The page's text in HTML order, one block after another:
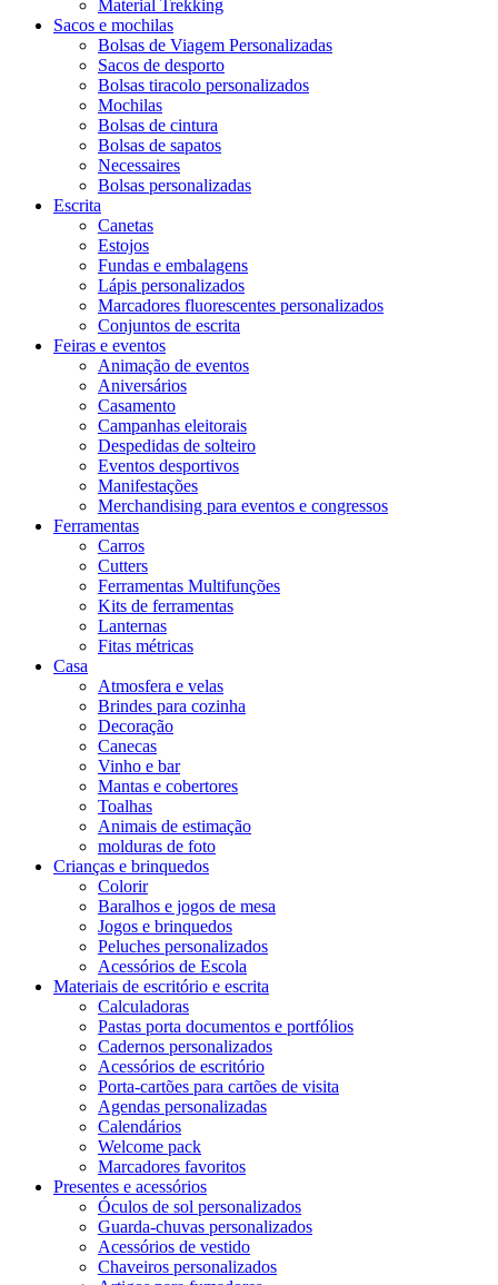
Material Trekking
Sacos e mochilas
Bolsas de Viagem Personalizadas
Sacos de desporto
Bolsas tiracolo personalizados
Mochilas
Bolsas de cintura
Bolsas de sapatos
Necessaires
Bolsas personalizadas
Escrita
Canetas
Estojos
Fundas e embalagens
Lápis personalizados
Marcadores fluorescentes personalizados
Conjuntos de escrita
Feiras e eventos
Animação de eventos
Aniversários
Casamento
Campanhas eleitorais
Despedidas de solteiro
Eventos desportivos
Manifestações
Merchandising para eventos e congressos
Ferramentas
Carros
Cutters
Ferramentas Multifunções
Kits de ferramentas
Lanternas
Fitas métricas
Casa
Atmosfera e velas
Brindes para cozinha
Decoração
Canecas
Vinho e bar
Mantas e cobertores
Toalhas
Animais de estimação
molduras de foto
Crianças e brinquedos
Colorir
Baralhos e jogos de mesa
Jogos e brinquedos
Peluches personalizados
Acessórios de Escola
Materiais de escritório e escrita
Calculadoras
Pastas porta documentos e portfólios
Cadernos personalizados
Acessórios de escritório
Porta-cartões para cartões de visita
Agendas personalizadas
Calendários
Welcome pack
Marcadores favoritos
Presentes e acessórios
Óculos de sol personalizados
Guarda-chuvas personalizados
Acessórios de vestido
Chaveiros personalizados